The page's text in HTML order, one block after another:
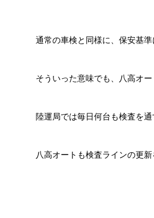
通常の車検と同様に、保安基
そういった意味でも、八高オ
陸運局では毎日何台も検査を
八高オートも検査ラインの更